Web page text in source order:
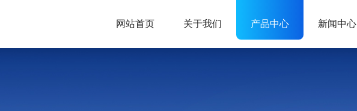
网站首页 关于我们 产品中心 新闻中心